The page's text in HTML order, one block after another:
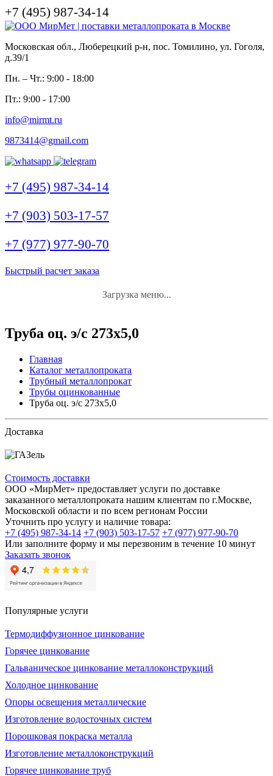
+7 (495) 987-34-14
Московская обл., Люберецкий р-н, пос. Томилино, ул. Гоголя,
д.39/1
Пн. – Чт.: 9:00 - 18:00
Пт.: 9:00 - 17:00
info@mirmt.ru
9873414@gmail.com
+7 (495) 987-34-14
+7 (903) 503-17-57
+7 (977) 977-90-70
Быстрый расчет заказа
Загрузка меню...
Труба оц. э/с 273х5,0
Главная
Каталог металлопроката
Трубный металлопрокат
Трубы оцинкованные
Труба оц. э/с 273х5,0
Доставка
Стоимость доставки
ООО «МирМет» предоставляет услуги по доставке
заказанного металлопроката нашим клиентам по г.Москве,
Московской области и по всем регионам России
Уточнить про услугу и наличие товара:
+7 (495) 987-34-14 +7 (903) 503-17-57 +7 (977) 977-90-70
Или заполните форму и мы перезвоним в течение 10 минут
Заказать звонок
Популярные услуги
Термодиффузионное цинкование
Горячее цинкование
Гальваническое цинкование металлоконструкций
Холодное цинкование
Опоры освещения металлические
Изготовление водосточных систем
Порошковая покраска металла
Изготовление металлоконструкций
Горячее цинкование труб